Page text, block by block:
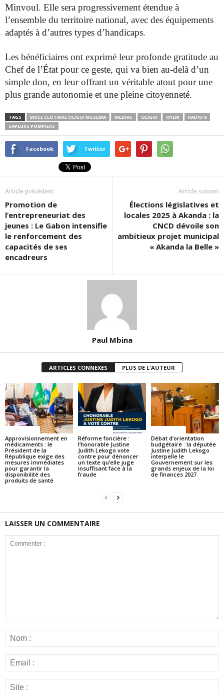
Minvoul. Elle sera progressivement étendue à
l’ensemble du territoire national, avec des équipements
adaptés à d’autres types d’handicaps.
Les bénéficiaires ont exprimé leur profonde gratitude au
Chef de l’État pour ce geste, qui va bien au-delà d’un
simple don, en leuroffrant un véritable atout pour une
plus grande autonomie et une pleine citoyenneté.
TAGS BRICE CLOTAIRE OLIGUI NGUEMA MEDIAS OLIGUI OYEM
RADIO 9
SAPEURS POMPIERS
Facebook Twitter
Article précédent
Promotion de
l’entrepreneuriat des
jeunes : Le Gabon intensifie
le renforcement des
capacités de ses
encadreurs
Article suivant
Élections législatives et
locales 2025 à Akanda : la
CNCD dévoile son
ambitieux projet municipal
« Akanda la Belle »
Paul Mbina
ARTICLES CONNEXES PLUS DE L'AUTEUR
Approvisionnement en
médicaments : le
Président de la
République exige des
mesures immédiates
pour garantir la
disponibilité des
produits de santé
Réforme foncière :
l’honorable Justine
Judith Lekogo vote
contre pour dénoncer
un texte qu’elle juge
insuffisant face à la
fraude
Débat d’orientation
budgétaire : la députée
Justine Judith Lekogo
interpelle le
Gouvernement sur les
grands enjeux de la loi
de finances 2027
LAISSER UN COMMENTAIRE